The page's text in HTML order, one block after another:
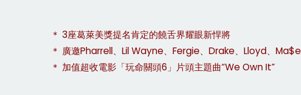
＊ 3座葛萊美獎提名肯定的饒舌界耀眼新悍將
＊ 廣邀Pharrell、Lil Wayne、Fergie、Drake、Lloyd、
＊ 加值超收電影「玩命關頭6」片頭主題曲“We Own It”